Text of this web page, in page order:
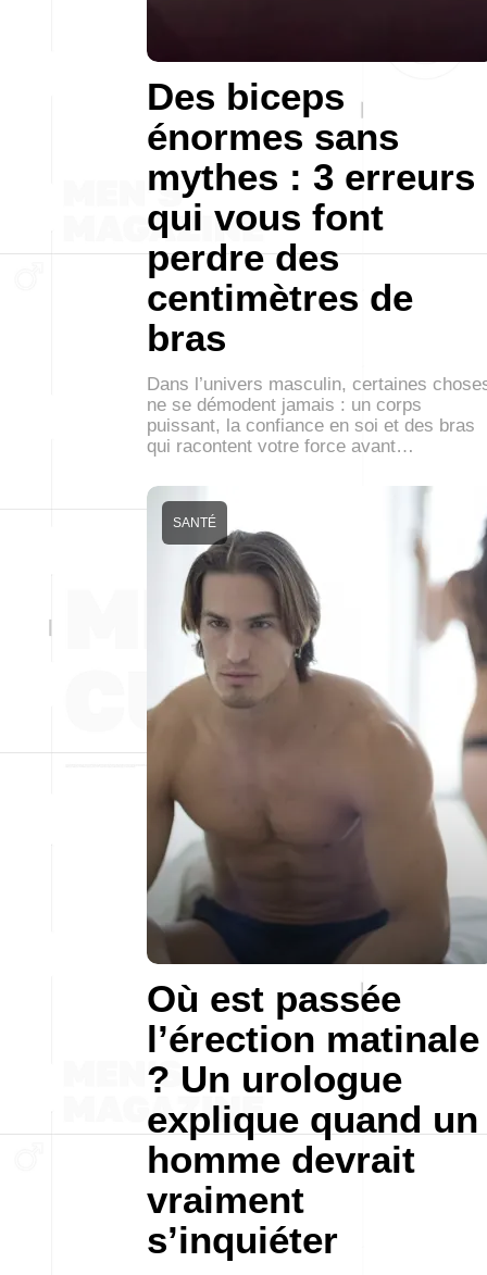
Des biceps
énormes sans
mythes : 3 erreurs
qui vous font
perdre des
centimètres de
bras
Dans l’univers masculin, certaines
ne se démodent jamais : un corps
puissant, la confiance en soi et des bras
qui racontent votre force avant…
Où est passée
l’érection matinale
? Un urologue
explique quand un
homme devrait
vraiment
s’inquiéter
SANTÉ